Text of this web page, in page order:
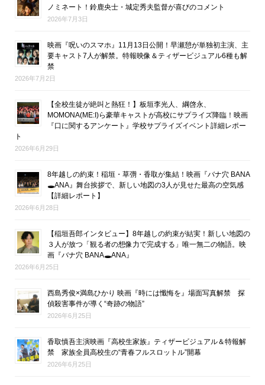
ノミネート！鈴鹿央士・城定秀夫監督が喜びのコメント
2026年7月3日
映画『呪いのスマホ』11月13日公開！早瀬憩が単独初主演、主
要キャスト7人が解禁。特報映像＆ティザービジュアル6種も解
禁
2026年7月2日
【全校生徒が絶叫と熱狂！】板垣李光人、綱啓永、
MOMONA(ME:I)ら豪華キャストが高校にサプライズ降臨！映画
『口に関するアンケート』学校サプライズイベント詳細レポー
ト
2026年6月29日
8年越しの約束！稲垣・草彅・香取が集結！映画『バナ穴 BANA
🕳ANA』舞台挨拶で、新しい地図の3人が見せた最高の空気感
【詳細レポート】
2026年6月28日
【稲垣吾郎インタビュー】8年越しの約束が結実！新しい地図の
３人が放つ「観る者の想像力で完成する」唯一無二の物語。映
画『バナ穴 BANA🕳ANA』
2026年6月25日
西島秀俊×満島ひかり 映画『時には懺悔を』場面写真解禁 探
偵殺害事件が導く“奇跡の物語”
2026年6月25日
香取慎吾主演映画『高校生家族』ティザービジュアル＆特報解
禁 家族全員高校生の“青春フルスロットル”開幕
2026年6月25日